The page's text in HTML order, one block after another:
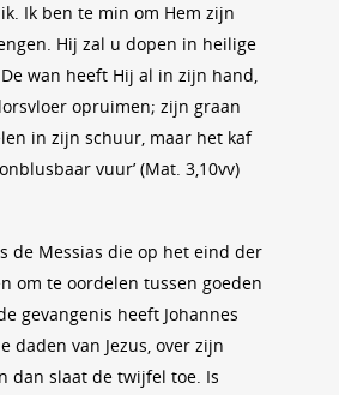
Ik ben te min om Hem zijn
Hij zal u dopen in heilige
wan heeft Hij al in zijn hand,
opruimen; zijn graan
in zijn schuur, maar het kaf
vuur’ (Mat. 3,10vv)
de Messias die op het eind der
om te oordelen tussen goeden
gevangenis heeft Johannes
daden van Jezus, over zijn
dan slaat de twijfel toe. Is